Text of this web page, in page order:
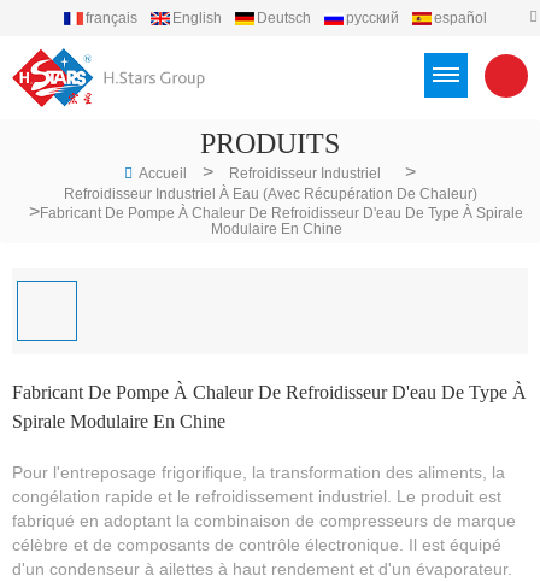
français English Deutsch русский
español
PRODUITS
Accueil > Refroidisseur Industriel >
Refroidisseur Industriel À Eau (avec Récupération De Chaleur)
>Fabricant De Pompe À Chaleur De Refroidisseur D'eau De Type À Spirale
Modulaire En Chine
Fabricant De Pompe À Chaleur De Refroidisseur D'eau De Type À
Spirale Modulaire En Chine
Pour l'entreposage frigorifique, la transformation des aliments, la
congélation rapide et le refroidissement industriel. Le produit est
fabriqué en adoptant la combinaison de compresseurs de marque
célèbre et de composants de contrôle électronique. Il est équipé
d'un condenseur à ailettes à haut rendement et d'un évaporateur.